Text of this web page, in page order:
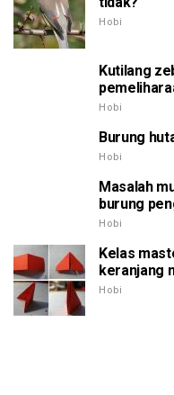
Hobi
Kutilang
Hobi
Burung
Hobi
Masalah
burung
Hobi
Kelas
keranjang
Hobi